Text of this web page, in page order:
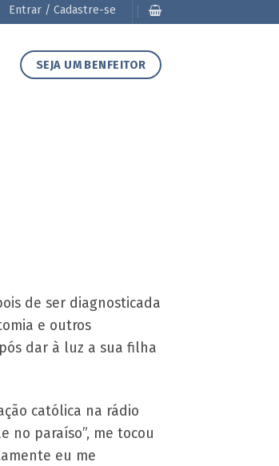
Entrar / Cadastre-se
SEJA UM BENFEITOR
de ser diagnosticada
e outros
dar à luz a sua filha
católica na rádio
no paraíso”, me tocou
eu me